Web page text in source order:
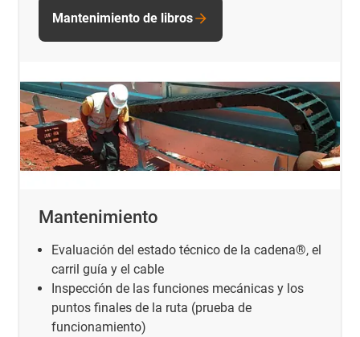
Mantenimiento
Evaluación del estado técnico de la cadena®, el
carril guía y el cable
Inspección de las funciones mecánicas y los
puntos finales de la ruta (prueba de
funcionamiento)
Mantenimiento de libros